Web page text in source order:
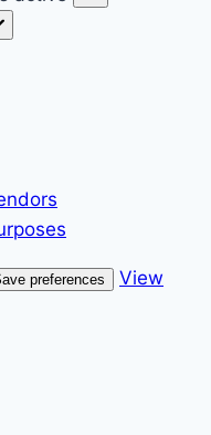
preferences
View